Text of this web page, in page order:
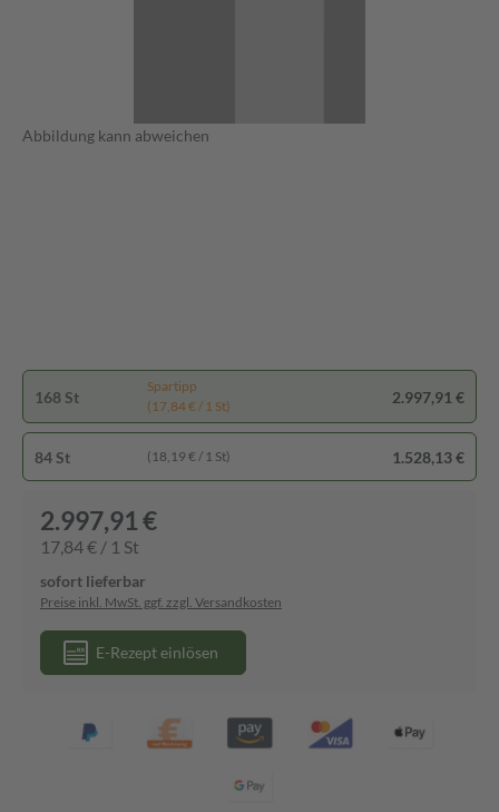
Abbildung kann abweichen
168 St
Spartipp
(17,84 € / 1 St)
2.997,91 €
84 St (18,19 € / 1 St) 1.528,13 €
2.997,91 €
17,84 € / 1 St
sofort lieferbar
Preise inkl. MwSt. ggf. zzgl. Versandkosten
E-Rezept einlösen